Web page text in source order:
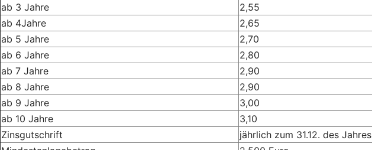
ab 3 Jahre
2,55
ab 4Jahre
2,65
ab 5 Jahre
2,70
ab 6 Jahre
2,80
ab 7 Jahre
2,90
ab 8 Jahre
2,90
ab 9 Jahre
3,00
ab 10 Jahre
3,10
Zinsgutschrift
jährlich zum 31.12. des Jahres